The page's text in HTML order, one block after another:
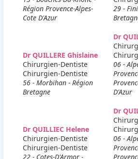
Région Provence-Alpes-
Cote D'Azur
29 -
Dr QUILLERE Ghislaine
Chirurgien-Dentiste
Chirurgien-Dentiste
56 - Morbihan - Région
Bretagne
Dr
06 -
D'Azur
Dr QUILLIEC Helene
Chirurgien-Dentiste
Chirurgien-Dentiste
22 - Cotes-D'Armor -
Dr
06 -